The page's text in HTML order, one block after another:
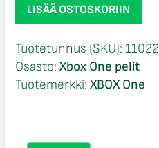
Blood
Bowl
Xbox
One
määrä
LISÄÄ OSTOSKORIIN
Tuotetunnus (SKU): 11022
Osasto: Xbox One pelit
Tuotemerkki: XBOX One